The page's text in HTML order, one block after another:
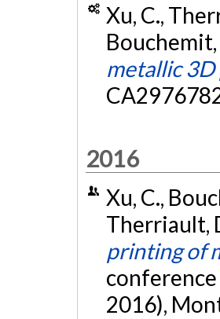
Xu, C.,
metallic
2016
Xu, C.,
Therriault,
printing of
2016),